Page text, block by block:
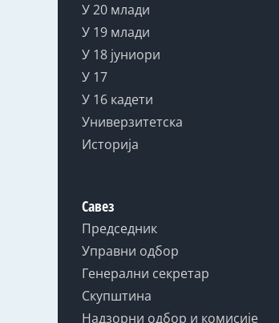
У 20 млади
У 19 млади
У 18 јуниори
У 17
У 16 кадети
Универзитетска
Историја
Савез
Председник
Управни одбор
Генерални секретар
Скупштина
Надзорни одбор и комисије